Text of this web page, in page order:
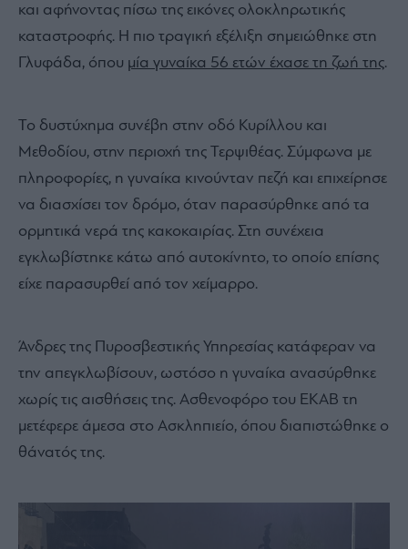
και αφήνοντας πίσω της εικόνες ολοκληρωτικής
καταστροφής. Η πιο τραγική εξέλιξη σημειώθηκε στη
Γλυφάδα, όπου μία γυναίκα 56 ετών έχασε τη ζωή της.
Το δυστύχημα συνέβη στην οδό Κυρίλλου και
Μεθοδίου, στην περιοχή της Τερψιθέας. Σύμφωνα με
πληροφορίες, η γυναίκα κινούνταν πεζή και επιχείρησε
να διασχίσει τον δρόμο, όταν παρασύρθηκε από τα
ορμητικά νερά της κακοκαιρίας. Στη συνέχεια
εγκλωβίστηκε κάτω από αυτοκίνητο, το οποίο επίσης
είχε παρασυρθεί από τον χείμαρρο.
Άνδρες της Πυροσβεστικής Υπηρεσίας κατάφεραν να
την απεγκλωβίσουν, ωστόσο η γυναίκα ανασύρθηκε
χωρίς τις αισθήσεις της. Ασθενοφόρο του ΕΚΑΒ τη
μετέφερε άμεσα στο Ασκληπιείο, όπου διαπιστώθηκε ο
θάνατός της.